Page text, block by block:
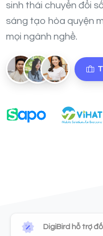
sinh thái chuyển đổi
sáng tạo hòa quyện
mọi ngành nghề.
DigiBird hỗ trợ